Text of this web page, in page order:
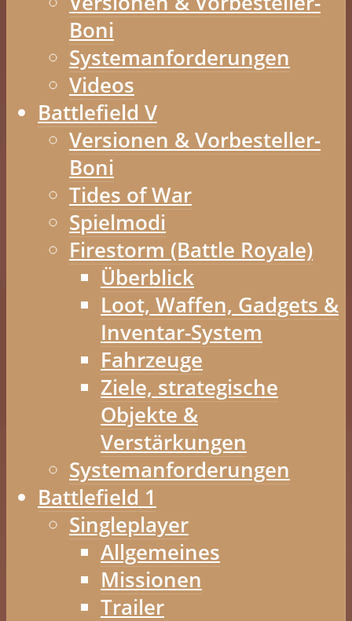
Boni
Systemanforderungen
Videos
Battlefield V
Versionen & Vorbesteller-
Boni
Tides of War
Spielmodi
Firestorm (Battle Royale)
Überblick
Loot, Waffen, Gadgets &
Inventar-System
Fahrzeuge
Ziele, strategische
Objekte &
Verstärkungen
Systemanforderungen
Battlefield 1
Singleplayer
Allgemeines
Missionen
Trailer